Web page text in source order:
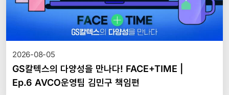
2026-08-05
GS칼텍스의 다양성을 만나다! FACE+TIME |
Ep.6 AVCO운영팀 김민구 책임편